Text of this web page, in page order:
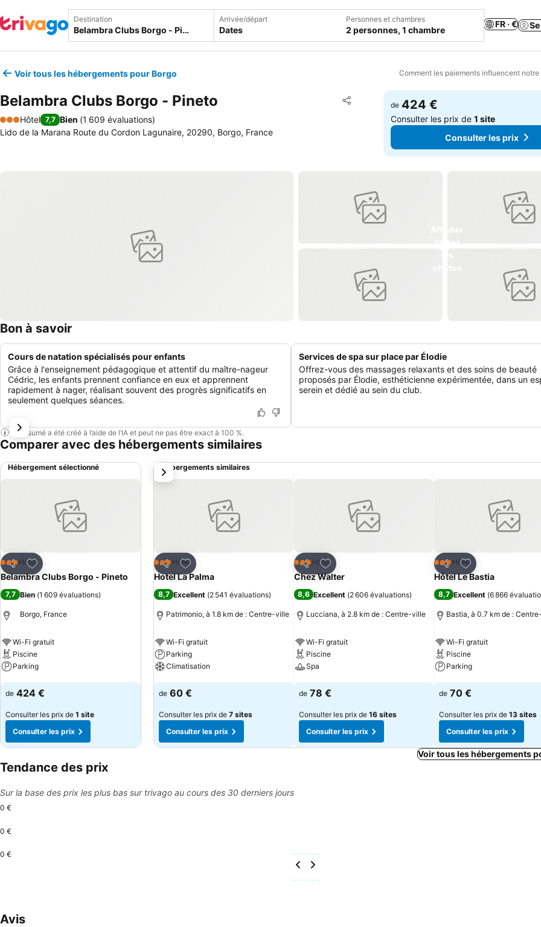
Destination Arrivée/départ
Dates
Personnes et chambres
2 personnes, 1 chambre
FR · €
Voir tous les hébergements pour Borgo Comment les paiements influencent
Belambra Clubs Borgo - Pineto Partager
Ajouter à mes favoris
3 Étoiles
Hôtel 7,7 Bien (1 609 évaluations)
Lido de la Marana Route du Cordon Lagunaire, 20290, Borgo, France
de 424 €
Consulter les prix de1 site
Consulter les prix
Bon à savoir
Cours de natation spécialisés pour enfants
Grâce à l'enseignement pédagogique et attentif du maître-nageur
Cédric, les enfants prennent confiance en eux et apprennent
rapidement à nager, réalisant souvent des progrès significatifs en
seulement quelques séances.
Services de spa sur place par Élodie
Offrez-vous des massages relaxants et des soins de beauté
proposés par Élodie, esthéticienne expérimentée, dans un
serein et dédié au sein du club.
Ce résumé a été créé à l’aide de l’IA et peut ne pas être exact à 100 %.
Comparer avec des hébergements similaires
Hébergement sélectionné
Partager
Ajouter à mes favoris
3 ÉtoilesHôtel
Belambra Clubs Borgo - Pineto
7,7 Bien (1 609 évaluations)
Borgo, France
Wi-Fi gratuit
Piscine
Parking
Consulter les prix
de 424 €
Consulter les prix de 1 site
Consulter les prix
Hébergements similaires
Partager
Ajouter à mes favoris
3 ÉtoilesHôtel
Hotel La Palma
8,7 Excellent (2 541 évaluations)
Patrimonio, à 1.8 km de : Centre-ville
Wi-Fi gratuit
Parking
Climatisation
Consulter les prix
de 60 €
Consulter les prix de 7 sites
Consulter les prix
Partager
Ajouter à mes favoris
3 ÉtoilesHôtel
Chez Walter
8,6 Excellent (2 606 évaluations)
Lucciana, à 2.8 km de : Centre-ville
Wi-Fi gratuit
Piscine
Spa
Consulter les prix
de 78 €
Consulter les prix de 16 sites
Consulter les prix
Partager
Ajouter à mes
3 ÉtoilesHôtel
Hôtel Le Bastia
8,7 Excellent (6 866
Bastia, à 0.7 km de :
Wi-Fi gratuit
Piscine
Parking
Consulter les prix
de 70 €
Consulter les prix de 13 sites
Consulter les prix
suivant
Voir tous les hébergements
Tendance des prix
Sur la base des prix les plus bas sur trivago au cours des 30 derniers jours
0 €
0 €
0 €
Avis